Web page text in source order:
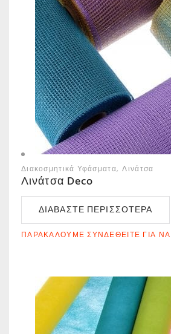
Διακοσμητικά Υφάσματα Λινάτσα
Λινάτσα Deco
ΔΙΑΒΆΣΤΕ ΠΕΡΙΣΣΌΤΕΡΑ
ΠΑΡΑΚΑΛΟΎΜΕ ΣΥΝΔΕΘΕΊΤΕ ΓΙΑ ΝΑ